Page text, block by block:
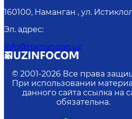
160100, Наманган , ул.
Эл. адрес:
info@namangan.uz
© 2001-2026 Все права
При использовании
данного сайта ссылка на
обязательна.